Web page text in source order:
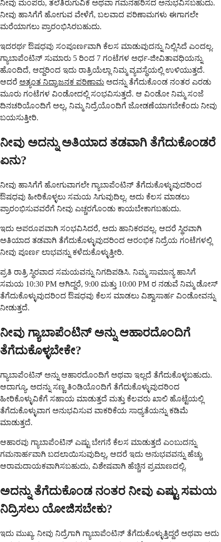
ನೀವು ಮಂಪರು, ತಲೆತಿರುಗುವಿಕೆ ಅಥವಾ ಗಮನಹರಿಸದ ಅನುಭವಿಸಬಹುದು.
ನೀವು ಹಾಸಿಗೆಗೆ ಹೋಗುವ ವೇಳೆಗೆ, ಬಲವಾದ ಪರಿಣಾಮಗಳು ಈಗಾಗಲೇ
ಮರೆಯಾಗಲು ಪ್ರಾರಂಭಿಸಿರಬಹುದು.
ಇದರರ್ಥ ಔಷಧವು ಸಂಪೂರ್ಣವಾಗಿ ಕೆಲಸ ಮಾಡುವುದನ್ನು ನಿಲ್ಲಿಸಿದೆ ಎಂದಲ್ಲ.
ಗ್ಯಾಬಾಪೆಂಟಿನ್ ಸುಮಾರು 5 ರಿಂದ 7 ಗಂಟೆಗಳ ಅರ್ಧ-ಜೀವಿತಾವಧಿಯನ್ನು
ಹೊಂದಿದೆ, ಆದ್ದರಿಂದ ಇದು ರಾತ್ರಿಯೆಲ್ಲಾ ನಿಮ್ಮ ವ್ಯವಸ್ಥೆಯಲ್ಲಿ ಉಳಿಯುತ್ತದೆ.
ಆದರೆ ಅತ್ಯಂತ ನಿದ್ರಾಜನಕ ಪರಿಣಾಮ ಅದನ್ನು ತೆಗೆದುಕೊಂಡ ನಂತರ ಎರಡು
ಮೂರು ಗಂಟೆಗಳ ವಿಂಡೋದಲ್ಲಿ ಸಂಭವಿಸುತ್ತದೆ. ಆ ವಿಂಡೋ ನಿಮ್ಮ ಸಂಜೆ
ದಿನಚರಿಯೊಂದಿಗೆ ಅಲ್ಲ, ನಿಮ್ಮ ನಿದ್ರೆಯೊಂದಿಗೆ ಜೋಡಣೆಯಾಗಬೇಕೆಂದು ನೀವು
ಬಯಸುತ್ತೀರಿ.
ನೀವು ಅದನ್ನು ಅತಿಯಾದ ತಡವಾಗಿ ತೆಗೆದುಕೊಂಡರೆ
ಏನು?
ನೀವು ಹಾಸಿಗೆಗೆ ಹೋಗುವಾಗಲೇ ಗ್ಯಾಬಾಪೆಂಟಿನ್ ತೆಗೆದುಕೊಳ್ಳುವುದರಿಂದ
ಔಷಧವು ಹೀರಿಕೊಳ್ಳಲು ಸಮಯ ಸಿಗುವುದಿಲ್ಲ. ಅದು ಕೆಲಸ ಮಾಡಲು
ಪ್ರಾರಂಭಿಸುವವರೆಗೆ ನೀವು ಎಚ್ಚರಗೊಂಡು ಕಾಯಬೇಕಾಗಬಹುದು.
ಇದು ಅಪರೂಪವಾಗಿ ಸಂಭವಿಸಿದರೆ, ಅದು ಹಾನಿಕರವಲ್ಲ. ಆದರೆ ಸ್ಥಿರವಾಗಿ
ಅತಿಯಾದ ತಡವಾಗಿ ತೆಗೆದುಕೊಳ್ಳುವುದರಿಂದ ಆರಂಭಿಕ ನಿದ್ರೆಯ ಗಂಟೆಗಳಲ್ಲಿ
ನೀವು ಪೂರ್ಣ ಲಾಭವನ್ನು ಕಳೆದುಕೊಳ್ಳುತ್ತೀರಿ.
ಪ್ರತಿ ರಾತ್ರಿ ಸ್ಥಿರವಾದ ಸಮಯವನ್ನು ನಿಗದಿಪಡಿಸಿ. ನಿಮ್ಮ ಸಾಮಾನ್ಯ ಹಾಸಿಗೆ
ಸಮಯ 10:30 PM ಆಗಿದ್ದರೆ, 9:00 ಮತ್ತು 10:00 PM ರ ನಡುವೆ ನಿಮ್ಮ ಡೋಸ್
ತೆಗೆದುಕೊಳ್ಳುವುದರಿಂದ ಔಷಧವು ಕೆಲಸ ಮಾಡಲು ವಿಶ್ವಾಸಾರ್ಹ ವಿಂಡೋವನ್ನು
ನೀಡುತ್ತದೆ.
ನೀವು ಗ್ಯಾಬಾಪೆಂಟಿನ್ ಅನ್ನು ಆಹಾರದೊಂದಿಗೆ
ತೆಗೆದುಕೊಳ್ಳಬೇಕೇ?
ಗ್ಯಾಬಾಪೆಂಟಿನ್ ಅನ್ನು ಆಹಾರದೊಂದಿಗೆ ಅಥವಾ ಇಲ್ಲದೆ ತೆಗೆದುಕೊಳ್ಳಬಹುದು.
ಆದಾಗ್ಯೂ, ಅದನ್ನು ಸಣ್ಣ ತಿಂಡಿಯೊಂದಿಗೆ ತೆಗೆದುಕೊಳ್ಳುವುದರಿಂದ
ಹೀರಿಕೊಳ್ಳುವಿಕೆಗೆ ಸಹಾಯ ಮಾಡುತ್ತದೆ ಮತ್ತು ಕೆಲವರು ಖಾಲಿ ಹೊಟ್ಟೆಯಲ್ಲಿ
ತೆಗೆದುಕೊಳ್ಳುವಾಗ ಅನುಭವಿಸುವ ವಾಕರಿಕೆಯ ಸಾಧ್ಯತೆಯನ್ನು ಕಡಿಮೆ
ಮಾಡುತ್ತದೆ.
ಆಹಾರವು ಗ್ಯಾಬಾಪೆಂಟಿನ್ ಎಷ್ಟು ಬೇಗನೆ ಕೆಲಸ ಮಾಡುತ್ತದೆ ಎಂಬುದನ್ನು
ಗಮನಾರ್ಹವಾಗಿ ಬದಲಾಯಿಸುವುದಿಲ್ಲ, ಆದರೆ ಇದು ಅನುಭವವನ್ನು ಹೆಚ್ಚು
ಆರಾಮದಾಯಕವಾಗಿಸಬಹುದು, ವಿಶೇಷವಾಗಿ ಹೆಚ್ಚಿನ ಪ್ರಮಾಣದಲ್ಲಿ.
ಅದನ್ನು ತೆಗೆದುಕೊಂಡ ನಂತರ ನೀವು ಎಷ್ಟು ಸಮಯ
ನಿದ್ರಿಸಲು ಯೋಜಿಸಬೇಕು?
ಇದು ಮುಖ್ಯ. ನೀವು ನಿದ್ರೆಗಾಗಿ ಗ್ಯಾಬಾಪೆಂಟಿನ್ ತೆಗೆದುಕೊಳ್ಳುತ್ತಿದ್ದರೆ ಅಥವಾ ಅದು